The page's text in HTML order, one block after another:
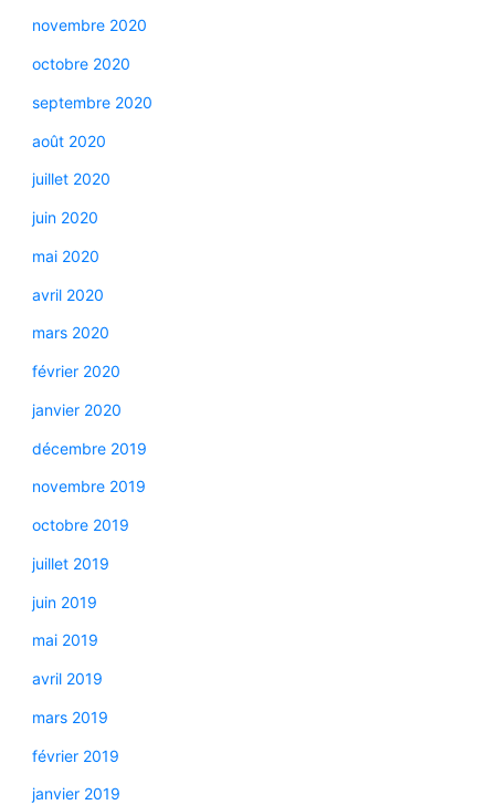
novembre 2020
octobre 2020
septembre 2020
août 2020
juillet 2020
juin 2020
mai 2020
avril 2020
mars 2020
février 2020
janvier 2020
décembre 2019
novembre 2019
octobre 2019
juillet 2019
juin 2019
mai 2019
avril 2019
mars 2019
février 2019
janvier 2019